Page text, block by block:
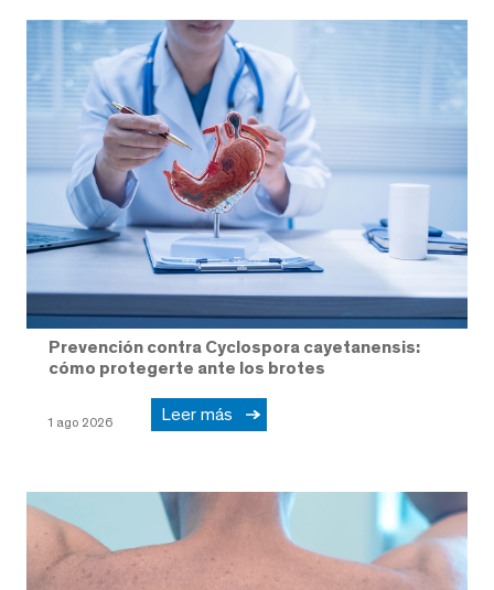
Prevención contra Cyclospora cayetanensis:
cómo protegerte ante los brotes
1 ago 2026 Leer más